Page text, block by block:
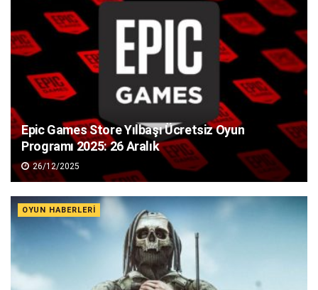
Epic Games Store Yılbaşı Ücretsiz Oyun
Programı 2025: 26 Aralık
26/12/2025
OYUN HABERLERI